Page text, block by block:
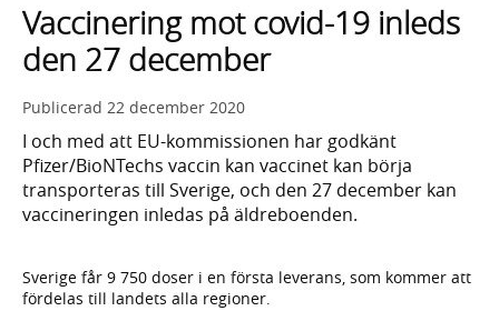
lista
med
sökförslag
Vaccinering mot covid-19 inleds
den 27 december
Publicerad 22 december 2020
I och med att EU-kommissionen har godkänt
Pfizer/BioNTechs vaccin kan vaccinet kan börja
transporteras till Sverige, och den 27 december kan
vaccineringen inledas på äldreboenden.
Sverige får 9 750 doser i en första leverans, som kommer att
fördelas till landets alla regioner.